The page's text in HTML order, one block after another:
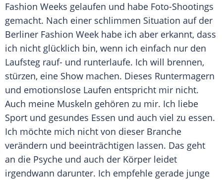
Fashion Weeks gelaufen und habe Foto-Shootings
gemacht. Nach einer schlimmen Situation auf der
Berliner Fashion Week habe ich aber erkannt, dass
ich nicht glücklich bin, wenn ich einfach nur den
Laufsteg rauf- und runterlaufe. Ich will brennen,
stürzen, eine Show machen. Dieses Runtermagern
und emotionslose Laufen entspricht mir nicht.
Auch meine Muskeln gehören zu mir. Ich liebe
Sport und gesundes Essen und auch viel zu essen.
Ich möchte mich nicht von dieser Branche
verändern und beeinträchtigen lassen. Das geht
an die Psyche und auch der Körper leidet
irgendwann darunter. Ich empfehle gerade junge